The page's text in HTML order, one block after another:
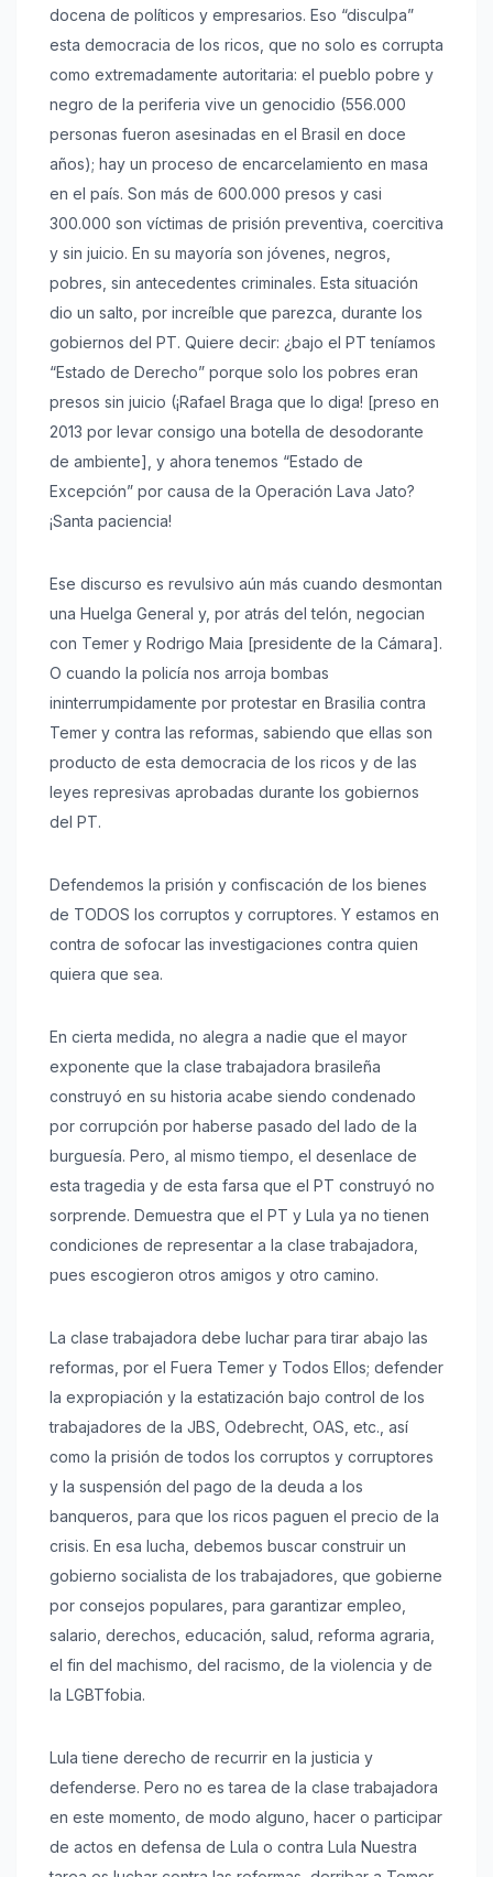
docena de políticos y empresarios. Eso “disculpa”
esta democracia de los ricos, que no solo es corrupta
como extremadamente autoritaria: el pueblo pobre y
negro de la periferia vive un genocidio (556.000
personas fueron asesinadas en el Brasil en doce
años); hay un proceso de encarcelamiento en masa
en el país. Son más de 600.000 presos y casi
300.000 son víctimas de prisión preventiva, coercitiva
y sin juicio. En su mayoría son jóvenes, negros,
pobres, sin antecedentes criminales. Esta situación
dio un salto, por increíble que parezca, durante los
gobiernos del PT. Quiere decir: ¿bajo el PT teníamos
“Estado de Derecho” porque solo los pobres eran
presos sin juicio (¡Rafael Braga que lo diga! [preso en
2013 por levar consigo una botella de desodorante
de ambiente], y ahora tenemos “Estado de
Excepción” por causa de la Operación Lava Jato?
¡Santa paciencia!
Ese discurso es revulsivo aún más cuando desmontan
una Huelga General y, por atrás del telón, negocian
con Temer y Rodrigo Maia [presidente de la Cámara].
O cuando la policía nos arroja bombas
ininterrumpidamente por protestar en Brasilia contra
Temer y contra las reformas, sabiendo que ellas son
producto de esta democracia de los ricos y de las
leyes represivas aprobadas durante los gobiernos
del PT.
Defendemos la prisión y confiscación de los bienes
de TODOS los corruptos y corruptores. Y estamos en
contra de sofocar las investigaciones contra quien
quiera que sea.
En cierta medida, no alegra a nadie que el mayor
exponente que la clase trabajadora brasileña
construyó en su historia acabe siendo condenado
por corrupción por haberse pasado del lado de la
burguesía. Pero, al mismo tiempo, el desenlace de
esta tragedia y de esta farsa que el PT construyó no
sorprende. Demuestra que el PT y Lula ya no tienen
condiciones de representar a la clase trabajadora,
pues escogieron otros amigos y otro camino.
La clase trabajadora debe luchar para tirar abajo las
reformas, por el Fuera Temer y Todos Ellos; defender
la expropiación y la estatización bajo control de los
trabajadores de la JBS, Odebrecht, OAS, etc., así
como la prisión de todos los corruptos y corruptores
y la suspensión del pago de la deuda a los
banqueros, para que los ricos paguen el precio de la
crisis. En esa lucha, debemos buscar construir un
gobierno socialista de los trabajadores, que gobierne
por consejos populares, para garantizar empleo,
salario, derechos, educación, salud, reforma agraria,
el fin del machismo, del racismo, de la violencia y de
la LGBTfobia.
Lula tiene derecho de recurrir en la justicia y
defenderse. Pero no es tarea de la clase trabajadora
en este momento, de modo alguno, hacer o participar
de actos en defensa de Lula o contra Lula Nuestra